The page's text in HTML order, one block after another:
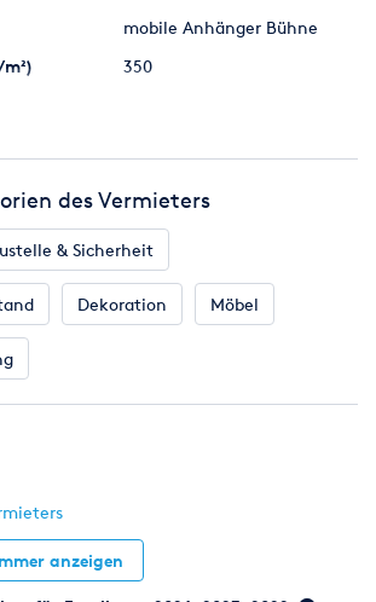
mobile Anhänger Bühne
350
des Vermieters
& Sicherheit
Dekoration Möbel
anzeigen